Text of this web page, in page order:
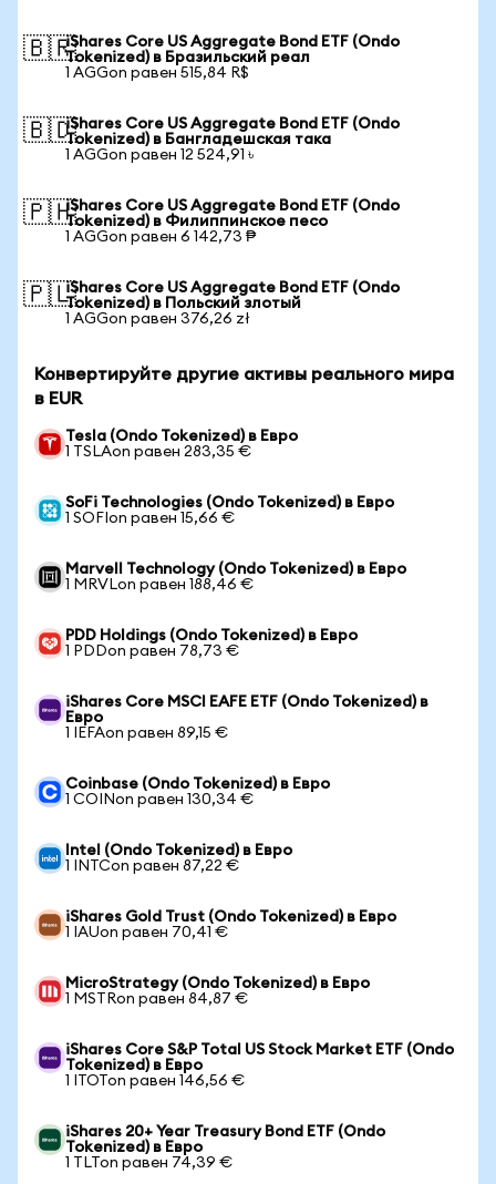
🇧🇷iShares Core US Aggregate Bond ETF (Ondo
Tokenized) в Бразильский реал
1 AGGon равен 515,84 R$
🇧🇩iShares Core US Aggregate Bond ETF (Ondo
Tokenized) в Бангладешская така
1 AGGon равен 12 524,91 ৳
🇵🇭iShares Core US Aggregate Bond ETF (Ondo
Tokenized) в Филиппинское песо
1 AGGon равен 6 142,73 ₱
🇵🇱iShares Core US Aggregate Bond ETF (Ondo
Tokenized) в Польский злотый
1 AGGon равен 376,26 zł
Конвертируйте другие активы реального мира
в EUR
Tesla (Ondo Tokenized) в Евро
1 TSLAon равен 283,35 €
SoFi Technologies (Ondo Tokenized) в Евро
1 SOFIon равен 15,66 €
Marvell Technology (Ondo Tokenized) в Евро
1 MRVLon равен 188,46 €
PDD Holdings (Ondo Tokenized) в Евро
1 PDDon равен 78,73 €
iShares Core MSCI EAFE ETF (Ondo Tokenized) в
Евро
1 IEFAon равен 89,15 €
Coinbase (Ondo Tokenized) в Евро
1 COINon равен 130,34 €
Intel (Ondo Tokenized) в Евро
1 INTCon равен 87,22 €
iShares Gold Trust (Ondo Tokenized) в Евро
1 IAUon равен 70,41 €
MicroStrategy (Ondo Tokenized) в Евро
1 MSTRon равен 84,87 €
iShares Core S&P Total US Stock Market ETF (Ondo
Tokenized) в Евро
1 ITOTon равен 146,56 €
iShares 20+ Year Treasury Bond ETF (Ondo
Tokenized) в Евро
1 TLTon равен 74,39 €